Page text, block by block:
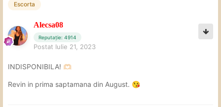
Escorta
Alecsa08
Reputație: 4914
Postat Iulie 21, 2023
INDISPONIBILA! 🫶🏻
Revin in prima saptamana din August. 😘